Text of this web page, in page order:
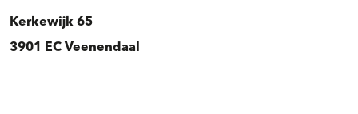
Kerkewijk 65
3901 EC Veenendaal